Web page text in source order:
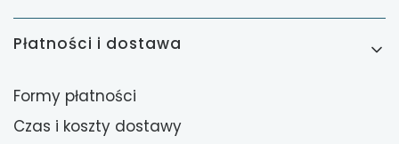
Płatności i dostawa
Formy płatności
Czas i koszty dostawy